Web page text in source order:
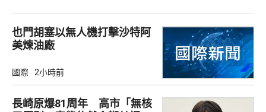
也門胡塞以無人機打擊沙特阿
美煉油廠
國際 2小時前
長崎原爆81周年 高市「無核